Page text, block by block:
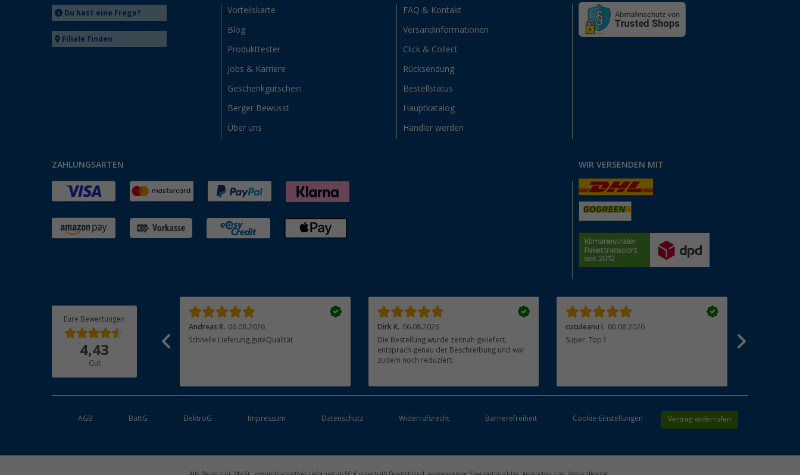
Du hast eine Frage?
Filiale finden
Vorteilskarte
Blog
Produkttester
Jobs & Karriere
Geschenkgutschein
Berger Bewusst
Über uns
FAQ & Kontakt
Versandinformationen
Click & Collect
Rücksendung
Bestellstatus
Hauptkatalog
Händler werden
ZAHLUNGSARTEN WIR VERSENDEN MIT
Eure Bewertungen
4,43
Gut
Dankeschö, Sehr schnelle und unkomplizerte
Andreas R. 06.08.2026
Schnelle Lieferung,guteQualität
Dirk K. 06.08.2026
Die Bestellung wurde zeitnah geliefert,
entsprach genau der Beschreibung und war
zudem noch reduziert.
cuculeanu l. 06.08.2026
Super. Top ?
AGB BattG ElektroG Impressum Datenschutz Widerrufsrecht Barrierefreiheit Cookie-Einstellungen Vertrag widerrufen